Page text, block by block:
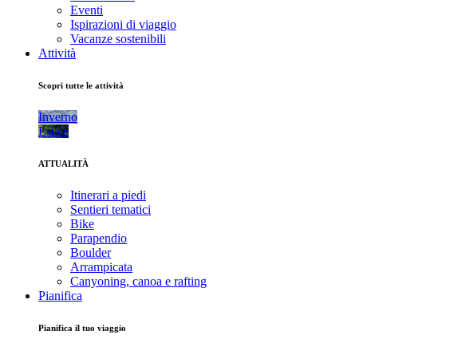
Eventi
Ispirazioni di viaggio
Vacanze sostenibili
Attività
Scopri tutte le attività
Inverno
Estate
ATTUALITÀ
Itinerari a piedi
Sentieri tematici
Bike
Parapendio
Boulder
Arrampicata
Canyoning, canoa e rafting
Pianifica
Pianifica il tuo viaggio